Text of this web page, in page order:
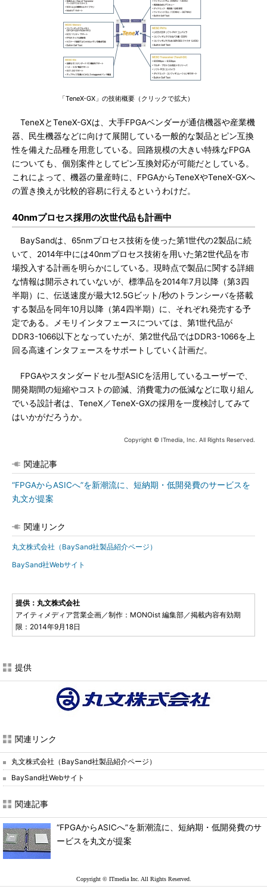
「TeneX-GX」の技術概要（クリックで拡大）
TeneXとTeneX-GXは、大手FPGAベンダーが通信機器や産業機
器、民生機器などに向けて展開している一般的な製品とピン互換
性を備えた品種を用意している。回路規模の大きい特殊なFPGA
についても、個別案件としてピン互換対応が可能だとしている。
これによって、機器の量産時に、FPGAからTeneXやTeneX-GXへ
の置き換えが比較的容易に行えるというわけだ。
40nmプロセス採用の次世代品も計画中
BaySandは、65nmプロセス技術を使った第1世代の2製品に続
いて、2014年中には40nmプロセス技術を用いた第2世代品を市
場投入する計画を明らかにしている。現時点で製品に関する詳細
な情報は開示されていないが、標準品を2014年7月以降（第3四
半期）に、伝送速度が最大12.5Gビット/秒のトランシーバを搭載
する製品を同年10月以降（第4四半期）に、それぞれ発売する予
定である。メモリインタフェースについては、第1世代品が
DDR3-1066以下となっていたが、第2世代品ではDDR3-1066を上
回る高速インタフェースをサポートしていく計画だ。
FPGAやスタンダードセル型ASICを活用しているユーザーで、
開発期間の短縮やコストの節減、消費電力の低減などに取り組ん
でいる設計者は、TeneX／TeneX-GXの採用を一度検討してみて
はいかがだろうか。
Copyright © ITmedia, Inc. All Rights Reserved.
関連記事
“FPGAからASICへ”を新潮流に、短納期・低開発費のサービスを
丸文が提案
関連リンク
丸文株式会社（BaySand社製品紹介ページ）
BaySand社Webサイト
提供：丸文株式会社
アイティメディア営業企画／制作：MONOist 編集部／掲載内容有効期
限：2014年9月18日
提供
関連リンク
丸文株式会社（BaySand社製品紹介ページ）
BaySand社Webサイト
関連記事
“FPGAからASICへ”を新潮流に、短納期・低開発費のサ
ービスを丸文が提案
Copyright © ITmedia Inc. All Rights Reserved.